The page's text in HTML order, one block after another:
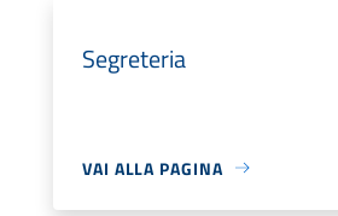
Segreteria
VAI ALLA PAGINA